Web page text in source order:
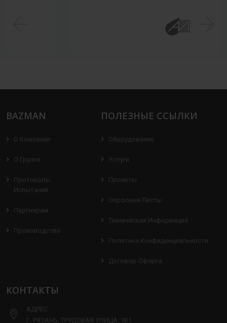
BAZMAN
О Компании
О Группе
Протоколы
Испытаний
Партнерам
Производство
ПОЛЕЗНЫЕ ССЫЛКИ
Оборудование
Услуги
Проекты
Опросные Листы
Техническая Информация
Политика Конфиденциальности
Договор-Оферта
КОНТАКТЫ
АДРЕС:
Г. РЯЗАНЬ, ТРУДОВАЯ УЛИЦА, 1К1